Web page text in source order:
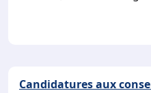
Candidatures aux